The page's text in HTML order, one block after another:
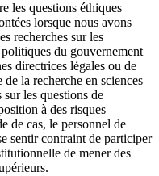
les questions éthiques
lorsque nous avons
recherches sur les
du gouvernement
directrices légales ou de
la recherche en sciences
les questions de
à des risques
de cas, le personnel de
sentir contraint de participer
de mener des